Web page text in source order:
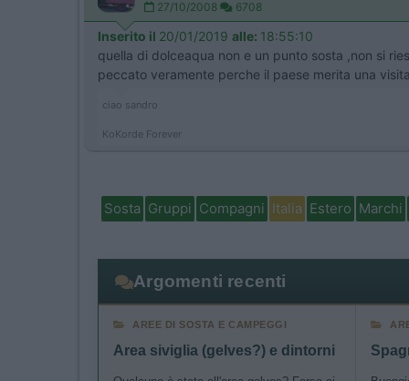
27/10/2008 6708
Inserito il 20/01/2019 alle: 18:55:10
quella di dolceaqua non e un punto sosta ,non si
peccato veramente perche il paese merita una
ciao sandro
KoKorde Forever
Sosta Gruppi Compagni Italia Estero Marchi
Argomenti recenti
AREE DI SOSTA E CAMPEGGI
Area siviglia (gelves?) e dintorni